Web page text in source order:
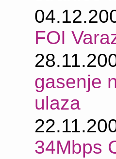
FOI
gasenje
ulaza
34Mbps